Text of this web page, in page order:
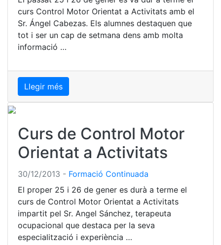
curs Control Motor Orientat a Activitats amb el
Sr. Ángel Cabezas. Els alumnes destaquen que
tot i ser un cap de setmana dens amb molta
informació …
Llegir més
Curs de Control Motor
Orientat a Activitats
30/12/2013 - Formació Continuada
El proper 25 i 26 de gener es durà a terme el
curs de Control Motor Orientat a Activitats
impartit pel Sr. Angel Sánchez, terapeuta
ocupacional que destaca per la seva
especialització i experiència …